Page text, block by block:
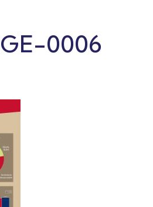
0006